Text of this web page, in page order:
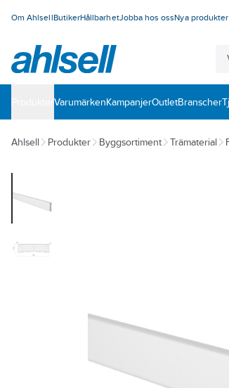
Om AhlsellButikerHållbarhetJobba hos ossNya produkter
VarumärkenKampanjerOutletBranscher
Ahlsell Produkter Byggsortiment Trämaterial